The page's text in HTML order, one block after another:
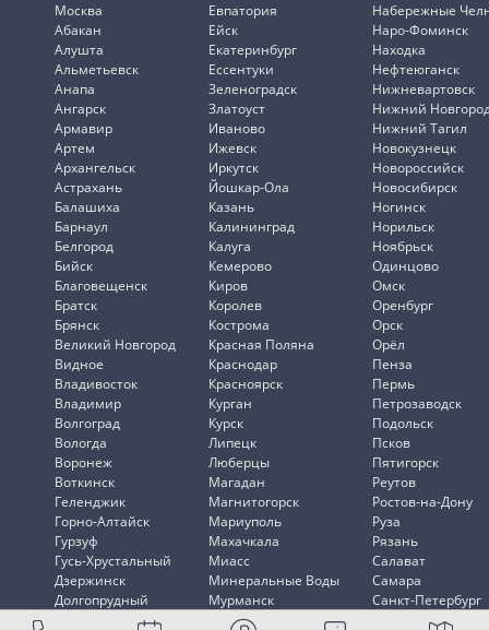
Москва
Абакан
Алушта
Альметьевск
Анапа
Ангарск
Армавир
Артем
Архангельск
Астрахань
Балашиха
Барнаул
Белгород
Бийск
Благовещенск
Братск
Брянск
Великий Новгород
Видное
Владивосток
Владимир
Волгоград
Вологда
Воронеж
Воткинск
Геленджик
Горно-Алтайск
Гурзуф
Гусь-Хрустальный
Дзержинск
Долгопрудный
Евпатория
Ейск
Екатеринбург
Ессентуки
Зеленоградск
Златоуст
Иваново
Ижевск
Иркутск
Йошкар-Ола
Казань
Калининград
Калуга
Кемерово
Киров
Королев
Кострома
Красная Поляна
Краснодар
Красноярск
Курган
Курск
Липецк
Люберцы
Магадан
Магнитогорск
Мариуполь
Махачкала
Миасс
Минеральные Воды
Мурманск
Мытищи
Набережные
Наро-Фоминск
Находка
Нефтеюганск
Нижневартовск
Нижний
Нижний Тагил
Новокузнецк
Новороссийск
Новосибирск
Ногинск
Норильск
Ноябрьск
Одинцово
Омск
Оренбург
Орск
Орёл
Пенза
Пермь
Петрозаводск
Подольск
Псков
Пятигорск
Реутов
Ростов-на-Дону
Руза
Рязань
Салават
Самара
Санкт-Петербург